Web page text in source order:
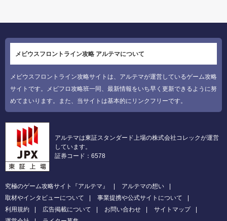
メビウスフロントライン攻略 アルテマについて
メビウスフロントライン攻略サイトは、アルテマが運営しているゲーム攻略
サイトです。メビフロ攻略班一同、最新情報をいち早く更新できるように努
めてまいります。また、当サイトは基本的にリンクフリーです。
アルテマは東証スタンダード上場の株式会社コレックが運営
しています。
証券コード：6578
究極のゲーム攻略サイト『アルテマ』
アルテマの想い
取材やインタビューについて
事業提携や公式サイトについて
利用規約
広告掲載について お問い合わせ
サイトマップ